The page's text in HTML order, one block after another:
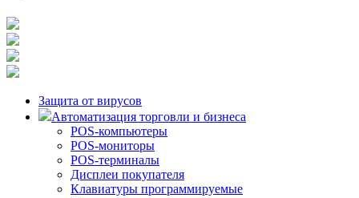
Защита от вирусов
Автоматизация торговли и бизнеса
POS-компьютеры
POS-мониторы
POS-терминалы
Дисплеи покупателя
Клавиатуры программируемые